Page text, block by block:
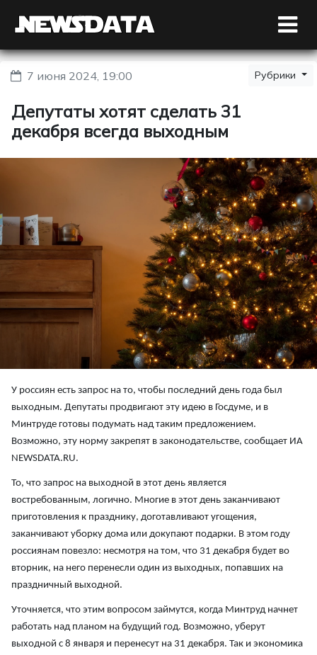
7 июня 2024, 19:00 Рубрики
Депутаты хотят сделать 31
декабря всегда выходным
У россиян есть запрос на то, чтобы последний день года был
выходным. Депутаты продвигают эту идею в Госдуме, и в
Минтруде готовы подумать над таким предложением.
Возможно, эту норму закрепят в законодательстве, сообщает ИА
NEWSDATA.RU.
То, что запрос на выходной в этот день является
востребованным, логично. Многие в этот день заканчивают
приготовления к празднику, доготавливают угощения,
заканчивают уборку дома или докупают подарки. В этом году
россиянам повезло: несмотря на том, что 31 декабря будет во
вторник, на него перенесли один из выходных, попавших на
праздничный выходной.
Уточняется, что этим вопросом займутся, когда Минтруд начнет
работать над планом на будущий год. Возможно, уберут
выходной с 8 января и перенесут на 31 декабря. Так и экономика